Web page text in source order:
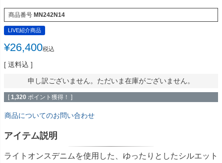
商品番号 MN242N14
LIVE紹介商品
¥26,400税込
送料込
申し訳ございません。ただいま在庫がございません。
[ 1,320 ポイント獲得！ ]
商品についてのお問い合わせ
アイテム説明
ライトオンスデニムを使用した、ゆったりとしたシルエット